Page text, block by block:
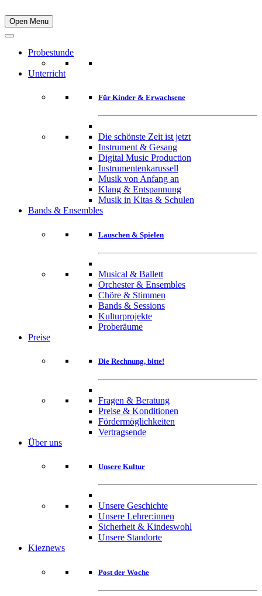
Open Menu
Probestunde
Unterricht
Für Kinder & Erwachsene
Die schönste Zeit ist jetzt
Instrument & Gesang
Digital Music Production
Instrumentenkarussell
Musik von Anfang an
Klang & Entspannung
Musik in Kitas & Schulen
Bands & Ensembles
Lauschen & Spielen
Musical & Ballett
Orchester & Ensembles
Chöre & Stimmen
Bands & Sessions
Kulturprojekte
Proberäume
Preise
Die Rechnung, bitte!
Fragen & Beratung
Preise & Konditionen
Fördermöglichkeiten
Vertragsende
Über uns
Unsere Kultur
Unsere Geschichte
Unsere Lehrer:innen
Sicherheit & Kindeswohl
Unsere Standorte
Kieznews
Post der Woche